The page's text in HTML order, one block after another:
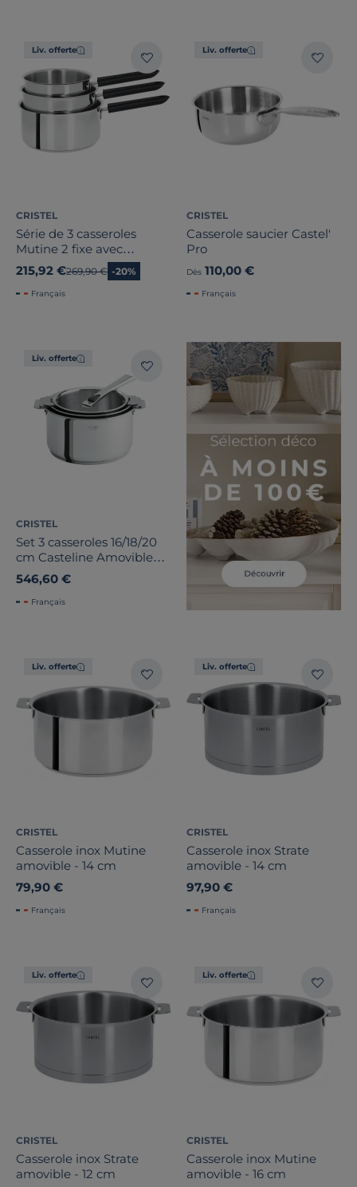
Liv. offerte
CRISTEL
Série de 3 casseroles
Mutine 2 fixe avec
poignée Bakelite noire
215,92 €Ancien prix
269,90 € -20%
Français
Liv. offerte
CRISTEL
Casserole saucier Castel'
Pro
Dès 110,00 €
Français
Liv. offerte
CRISTEL
Set 3 casseroles 16/18/20
cm Casteline Amovible
avec poignée inox
546,60 €
Français
Liv. offerte
CRISTEL
Casserole inox Mutine
amovible - 14 cm
79,90 €
Français
Liv. offerte
CRISTEL
Casserole inox Strate
amovible - 14 cm
97,90 €
Français
Liv. offerte
CRISTEL
Casserole inox Strate
amovible - 12 cm
Liv. offerte
CRISTEL
Casserole inox Mutine
amovible - 16 cm